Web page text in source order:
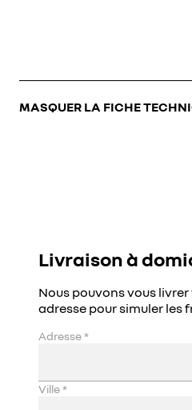
MASQUER LA FICHE
Livraison à
Nous pouvons vous
adresse pour simuler les
Adresse*
Ville*